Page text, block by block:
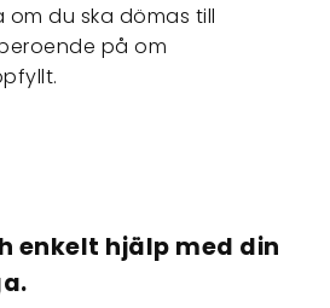
du ska dömas till
på om
enkelt hjälp med din